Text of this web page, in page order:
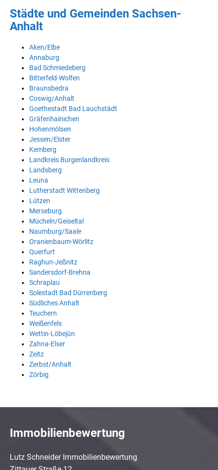
Städte und Gemeinden Sachsen-
Anhalt
Aken/Elbe
Annaburg
Bad Schmiedeberg
Bitterfeld-Wolfen
Braunsbedra
Coswig/Anhalt
Goethestadt Bad Lauchstädt
Gräfenhainichen
Hohenmölsen
Jessen/Elster
Kemberg
Landkreis Burgenlandkreis
Landsberg
Leuna
Lutherstadt Wittenberg
Lützen
Merseburg
Mücheln/Geiseltal
Naumburg/Saale
Oranienbaum-Wörlitz
Querfurt
Raghun-Jeßnitz
Sandersdorf-Brehna
Schraplau
Solestadt Bad Dürrenberg
Südliches Anhalt
Teuchern
Weißenfels
Wettin-Löbejün
Zahna-Elser
Zeitz
Zerbst/Anhalt
Zörbig
Immobilienbewertung
Lutz Schneider Immobilienbewertung